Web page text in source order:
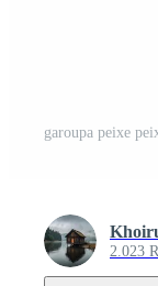
garoupa peixe
2.023